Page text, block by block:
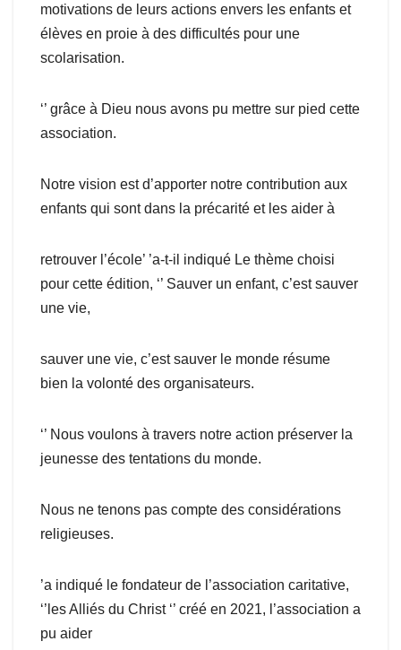
motivations de leurs actions envers les enfants et
élèves en proie à des difficultés pour une
scolarisation.
‘’ grâce à Dieu nous avons pu mettre sur pied cette
association.
Notre vision est d’apporter notre contribution aux
enfants qui sont dans la précarité et les aider à
retrouver l’école’ ’a-t-il indiqué Le thème choisi
pour cette édition, ‘’ Sauver un enfant, c’est sauver
une vie,
sauver une vie, c’est sauver le monde résume
bien la volonté des organisateurs.
‘’ Nous voulons à travers notre action préserver la
jeunesse des tentations du monde.
Nous ne tenons pas compte des considérations
religieuses.
’a indiqué le fondateur de l’association caritative,
‘’les Alliés du Christ ‘’ créé en 2021, l’association a
pu aider